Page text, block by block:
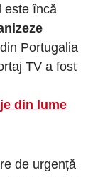
este încă
Portugalia
TV a fost
din lume
de urgență